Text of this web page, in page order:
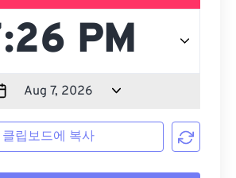
클립보드에 복사